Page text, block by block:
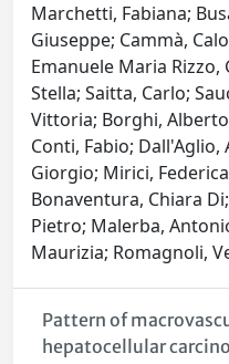
Marchetti, Fabiana;
Giuseppe; Cammà,
Emanuele Maria
Stella; Saitta, Carlo;
Vittoria; Borghi,
Conti, Fabio; Dall'Aglio,
Giorgio; Mirici,
Bonaventura, Chiara
Pietro; Malerba,
Maurizia; Romagnoli,
Pattern of
hepatocellular